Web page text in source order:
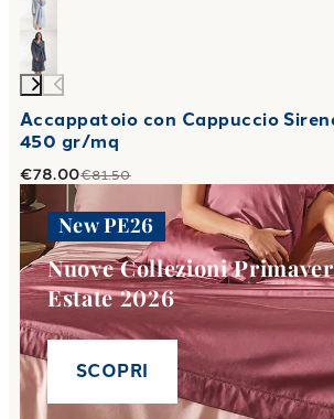
Accappatoio con Cappuccio
450 gr/mq
€78.00€81.50
New PE26
Nuove Collezioni
Estate 2026
SCOPRI